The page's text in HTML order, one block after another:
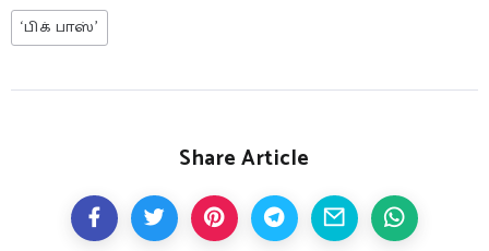
‘பிக் பாஸ்’
Share Article